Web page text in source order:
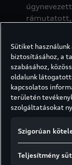
rámutatott,
Audi útja
egyben
Az Audi
távon is
gyártást.
Sütiket
biztosításához, a
szabásához,
oldalunk
kapcsolatos
területén
szolgáltatásokat
Szigorúan
Teljesítmény